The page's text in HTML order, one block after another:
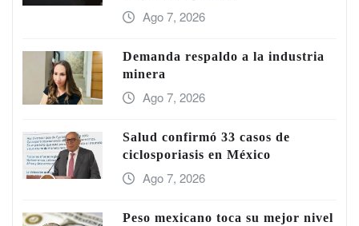
Ago 7, 2026
Demanda respaldo a la industria
minera
Ago 7, 2026
Salud confirmó 33 casos de
ciclosporiasis en México
Ago 7, 2026
Peso mexicano toca su mejor nivel